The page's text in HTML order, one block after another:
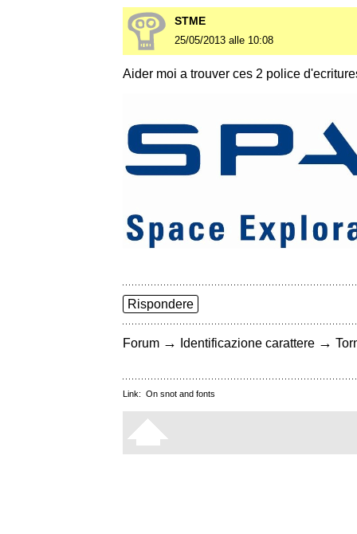
STME
25/05/2013 alle 10:08
Aider moi a trouver ces 2 police
Rispondere
Forum → Identificazione carattere →
Link: On snot and fonts